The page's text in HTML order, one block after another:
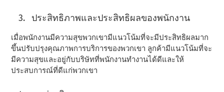
ประสิทธิภาพและประสิทธิผลของพนักงาน
เมื่อพนักงานมีความสุขพวกเขามีแนวโน้มที่จะมีประสิทธิผลมาก
ขึ้นปรับปรุงคุณภาพการบริการของพวกเขา ลูกค้ามีแนวโน้มที่จะ
มีความสุขและอยู่กับบริษัทที่พนักงานทํางานได้ดีและให้
ประสบการณ์ที่ดีแก่พวกเขา